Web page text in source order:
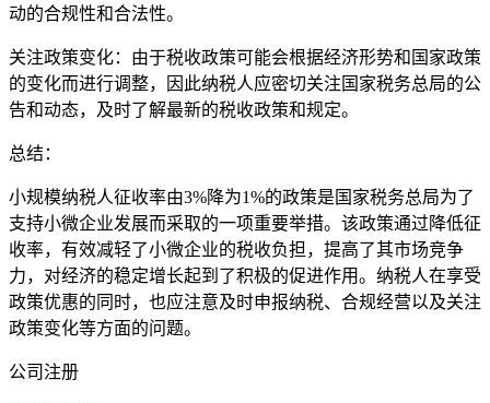
动的合规性和合法性。
关注政策变化：由于税收政策可能会根据经济形势和国家政策
的变化而进行调整，因此纳税人应密切关注国家税务总局的公
告和动态，及时了解最新的税收政策和规定。
总结：
小规模纳税人征收率由3%降为1%的政策是国家税务总局为了
支持小微企业发展而采取的一项重要举措。该政策通过降低征
收率，有效减轻了小微企业的税收负担，提高了其市场竞争
力，对经济的稳定增长起到了积极的促进作用。纳税人在享受
政策优惠的同时，也应注意及时申报纳税、合规经营以及关注
政策变化等方面的问题。
公司注册